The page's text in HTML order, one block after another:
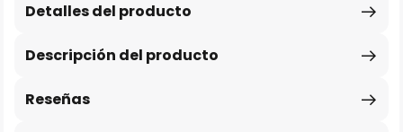
Descripción del producto
Detalles del producto
Reseñas